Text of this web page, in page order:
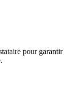
pour garantir